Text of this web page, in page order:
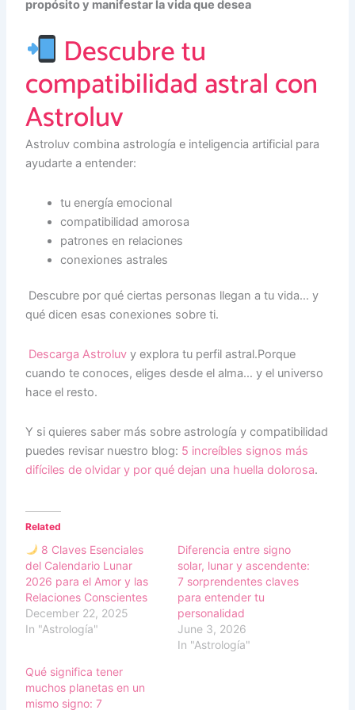
propósito y manifestar la vida que desea
Descubre tu
compatibilidad astral con
Astroluv
Astroluv combina astrología e inteligencia artificial para
ayudarte a entender:
tu energía emocional
compatibilidad amorosa
patrones en relaciones
conexiones astrales
Descubre por qué ciertas personas llegan a tu vida… y
qué dicen esas conexiones sobre ti.
Descarga Astroluv y explora tu perfil astral.Porque
cuando te conoces, eliges desde el alma… y el universo
hace el resto.
Y si quieres saber más sobre astrología y compatibilidad
puedes revisar nuestro blog: 5 increíbles signos más
difíciles de olvidar y por qué dejan una huella dolorosa.
Related
8 Claves Esenciales
del Calendario Lunar
2026 para el Amor y las
Relaciones Conscientes
December 22, 2025
In "Astrología"
Diferencia entre signo
solar, lunar y ascendente:
7 sorprendentes claves
para entender tu
personalidad
June 3, 2026
In "Astrología"
Qué significa tener
muchos planetas en un
mismo signo: 7